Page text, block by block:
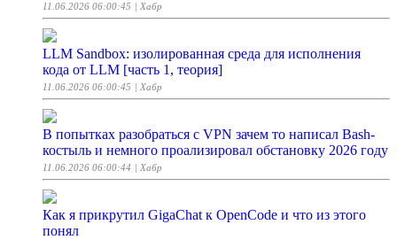
11.06.2026 06:00:45 | Хабр
LLM Sandbox: изолированная среда для исполнения
кода от LLM [часть 1, теория]
11.06.2026 06:00:45 | Хабр
В попытках разобраться с VPN зачем то написал Bash-
костыль и немного проализировал обстановку 2026 году
11.06.2026 06:00:44 | Хабр
Как я прикрутил GigaChat к OpenCode и что из этого
понял